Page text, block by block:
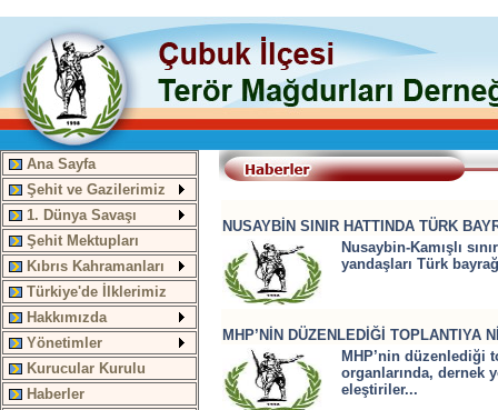
Ana Sayfa
Şehit ve Gazilerimiz
1. Dünya Savaşı
Şehit Mektupları
Kıbrıs Kahramanları
Türkiye'de İlklerimiz
Hakkımızda
Yönetimler
Kurucular Kurulu
Haberler
NUSAYBİN SINIR HATTINDA TÜRK
Nusaybin-Kamışlı
yandaşları Türk
MHP’NİN DÜZENLEDİĞİ TOPLANTIYA
MHP’nin düzenlediği
organlarında, dernek
eleştiriler...